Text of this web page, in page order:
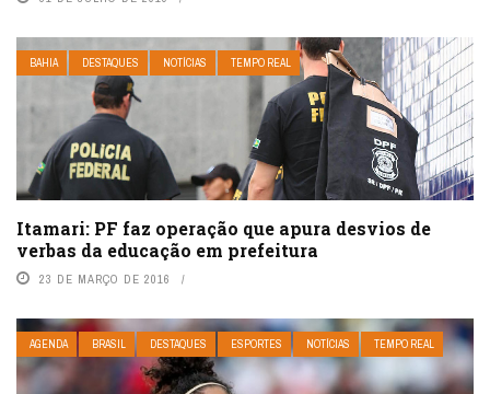
BAHIA DESTAQUES NOTÍCIAS TEMPO REAL
Itamari: PF faz operação que apura desvios de
verbas da educação em prefeitura
23 DE MARÇO DE 2016
AGENDA BRASIL DESTAQUES ESPORTES NOTÍCIAS TEMPO REAL